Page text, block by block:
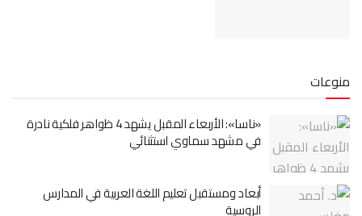
منوعات
«ناسا»: الأربعاء المقبل يشهد 4 ظواهر فلكية نادرة
في مشهد سماوي استثنائي
أبعاد ومستقبل تعليم اللغة العربية في المدارس
الروسية